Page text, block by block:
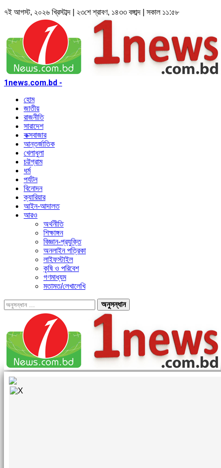
৭ই আগস্ট, ২০২৬ খ্রিস্টাব্দ | ২৩শে শ্রাবণ, ১৪৩৩ বঙ্গাব্দ | সকাল ১১:৫৮
1news.com.bd -
হোম
জাতীয়
রাজনীতি
সারাদেশ
কক্সবাজার
আন্তর্জাতিক
খেলাধুলা
চট্টগ্রাম
ধর্ম
পর্যটন
বিনোদন
ক্যারিয়ার
আইন-আদালত
আরও
অর্থনীতি
শিক্ষাঙ্গন
বিজ্ঞান-প্রযুক্তি
অনলাইন পত্রিকা
লাইফস্টাইল
কৃষি ও পরিবেশ
গণমাধ্যম
মতামত/লেখালেখি